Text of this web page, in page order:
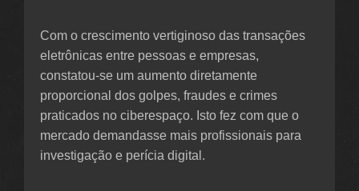
Com o crescimento vertiginoso das transações
eletrônicas entre pessoas e empresas,
constatou-se um aumento diretamente
proporcional dos golpes, fraudes e crimes
praticados no ciberespaço. Isto fez com que o
mercado demandasse mais profissionais para
investigação e perícia digital.